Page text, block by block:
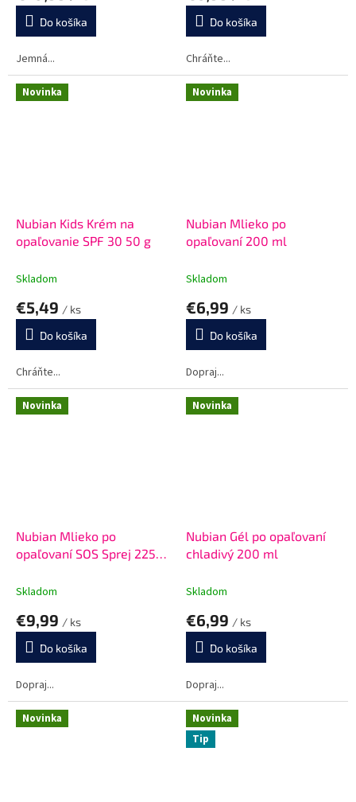
Do košíka
Jemná...
Do košíka
Chráňte...
Novinka
Nubian Kids Krém na
opaľovanie SPF 30 50 g
Skladom
€5,49 / ks
Do košíka
Chráňte...
Novinka
Nubian Mlieko po
opaľovaní 200 ml
Skladom
€6,99 / ks
Do košíka
Dopraj...
Novinka
Nubian Mlieko po
opaľovaní SOS Sprej 225
Skladom
€9,99 / ks
Do košíka
Dopraj...
Novinka
Nubian Gél po opaľovaní
chladivý 200 ml
Skladom
€6,99 / ks
Do košíka
Dopraj...
Novinka
Novinka
Tip